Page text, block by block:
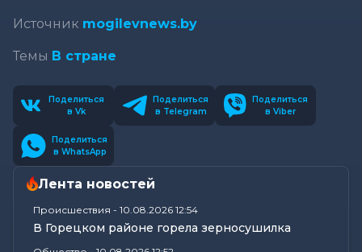
Источник mogilevnews.by
Темы В стране
Поделиться
в Vk
Поделиться
в Telegram
Поделиться
в Viber
Поделиться
в WhatsApp
Лента новостей
Происшествия - 10.08.2026 12:54
В Горецком районе горела зерносушилка